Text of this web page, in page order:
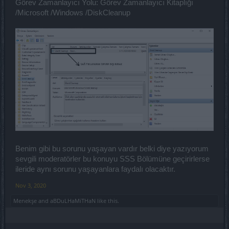
Görev Zamanlayıcı Yolu: Görev Zamanlayıcı Kitaplığı
/Microsoft /Windows /DiskCleanup
Benim gibi bu sorunu yaşayan vardır belki diye yazıyorum
sevgili moderatörler bu konuyu SSS Bölümüne geçirirlerse
ileride aynı sorunu yaşayanlara faydalı olacaktır.
Nov 3, 2020
Menekşe and aBDuLHaMiTHaN like this.